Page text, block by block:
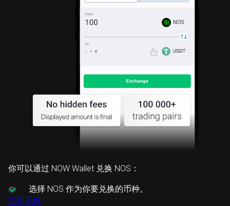
NOS
你可以通过 NOW Wallet 兑换 NOS：
选择 NOS 作为你要兑换的币种。
立即兑换